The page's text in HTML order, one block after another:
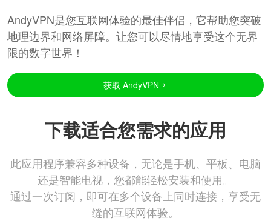
AndyVPN是您互联网体验的最佳伴侣，它帮助您突破
地理边界和网络屏障。让您可以尽情地享受这个无界
限的数字世界！
获取 AndyVPN
下载适合您需求的应用
此应用程序兼容多种设备，无论是手机、平板、电脑
还是智能电视，您都能轻松安装和使用。
通过一次订阅，即可在多个设备上同时连接，享受无
缝的互联网体验。